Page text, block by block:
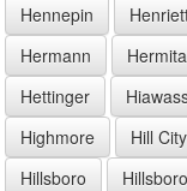
Hennepin
Hermann
Hettinger
Highmore
Hill City
Hillsboro
Hillsboro